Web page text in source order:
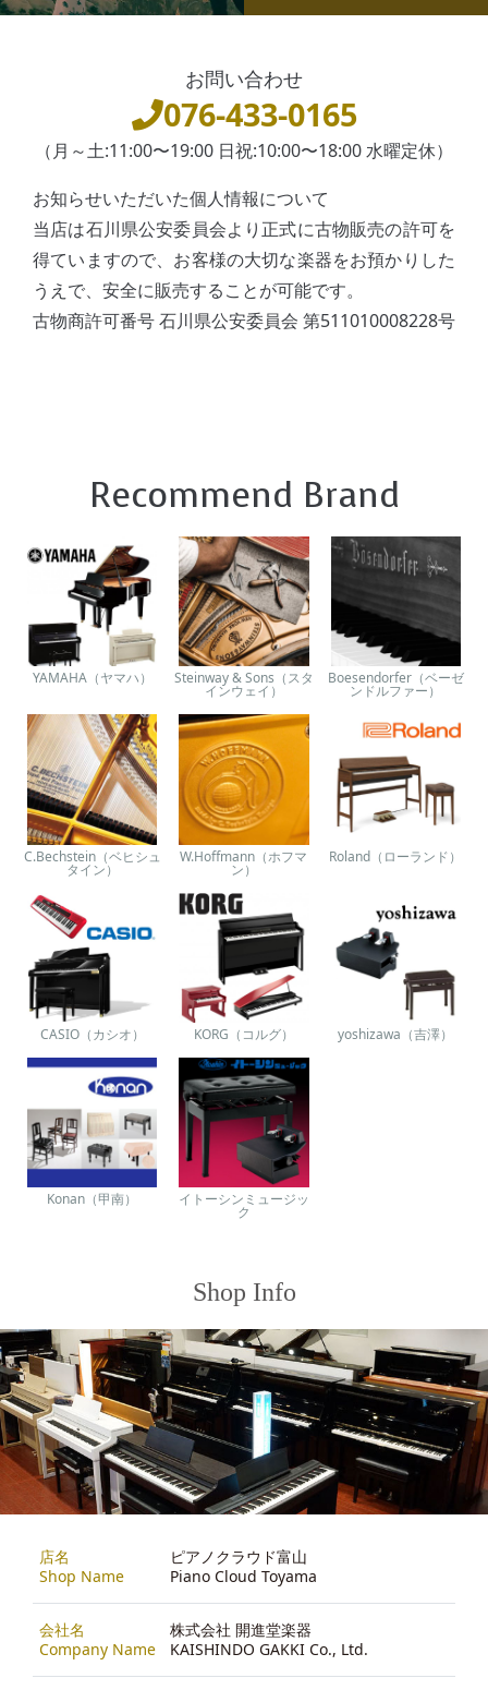
お問い合わせ
076-433-0165
（月～土:11:00〜19:00 日祝:10:00〜18:00 水曜定休）
お知らせいただいた個人情報について
当店は石川県公安委員会より正式に古物販売の許可を
得ていますので、お客様の大切な楽器をお預かりした
うえで、安全に販売することが可能です。
古物商許可番号 石川県公安委員会 第511010008228号
Recommend Brand
YAMAHA（ヤマハ） Steinway & Sons（スタ
インウェイ）
Boesendorfer（ベーゼ
ンドルファー）
C.Bechstein（ベヒシュ
タイン）
W.Hoffmann（ホフマ
ン）
Roland（ローランド）
CASIO（カシオ） KORG（コルグ） yoshizawa（吉澤）
Konan（甲南） イトーシンミュージッ
ク
Shop Info
店名
Shop Name
ピアノクラウド富山
Piano Cloud Toyama
会社名
Company Name
株式会社 開進堂楽器
KAISHINDO GAKKI Co., Ltd.